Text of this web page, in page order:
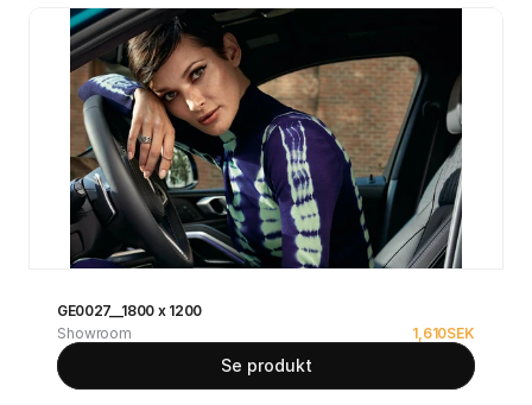
GE0027__1800 x 1200
Showroom
1,610SEK
Se produkt